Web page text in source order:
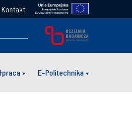
Kontakt
E-Politechnika